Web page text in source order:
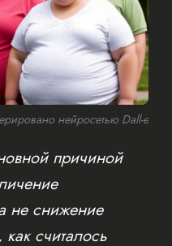
нейросетью Dall-e
причиной
не снижение
считалось